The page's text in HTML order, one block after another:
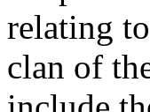
relating
clan of